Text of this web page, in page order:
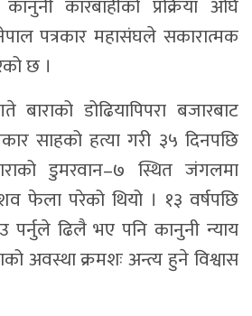
कारबाहीको प्रक्रिया अघि
पत्रकार महासंघले सकारात्मक
छ ।
डोढियापिपरा बजारबाट
साहको हत्या गरी ३५ दिनपछि
डुमरवान–७ स्थित जंगलमा
फेला परेको थियो । १३ वर्षपछि
पर्नुले ढिलै भए पनि कानुनी न्याय
अवस्था क्रमशः अन्त्य हुने विश्वास